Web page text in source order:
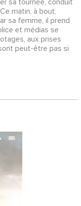
sa tournée, conduit
matin, à bout,
sa femme, il prend
et médias se
aux prises
peut-être pas si